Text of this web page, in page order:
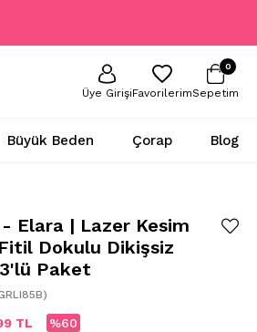
Üye GirişiFavorilerimSepetim
0
Büyük Beden Çorap Blog
Elara | Lazer Kesim
Dokulu Dikişsiz
Paket
TL 60